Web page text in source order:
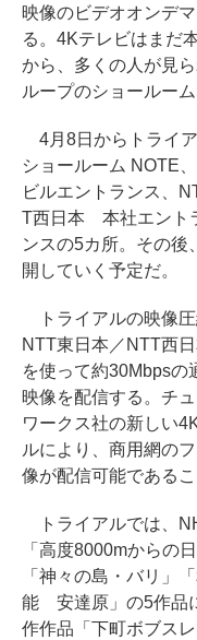
映像のビデオオンデ
る。4Kテレビはまだ
から、多くの人が見
ループのショールー
4月8日からトライ
ショールーム NOTE
ビルエントランス、
T西日本 本社エント
ンスの5カ所。その後
開していく予定だ。
トライアルの映像圧
NTT東日本／NTT西
を使って約30Mbpsの
映像を配信する。チ
ワークス社の新しい
ルにより、商用網の
像が配信可能であるこ
トライアルでは、
「高度8000mからの
「神々の島・バリ」
能 安達原」の5作品
作作品「下町ボブス